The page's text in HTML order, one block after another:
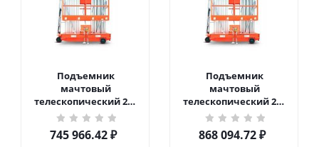
Подъемник
мачтовый
телескопический 200
кг 10 м TOR GTWY10-
200S DC 2-мачтовый
(автономный) (N) в
745 966.42₽
Подъемник
мачтовый
телескопический 200
кг 12 м TOR GTWY12-
200S DC 2-мачтовый
(автономный) (N) в
868 094.72₽